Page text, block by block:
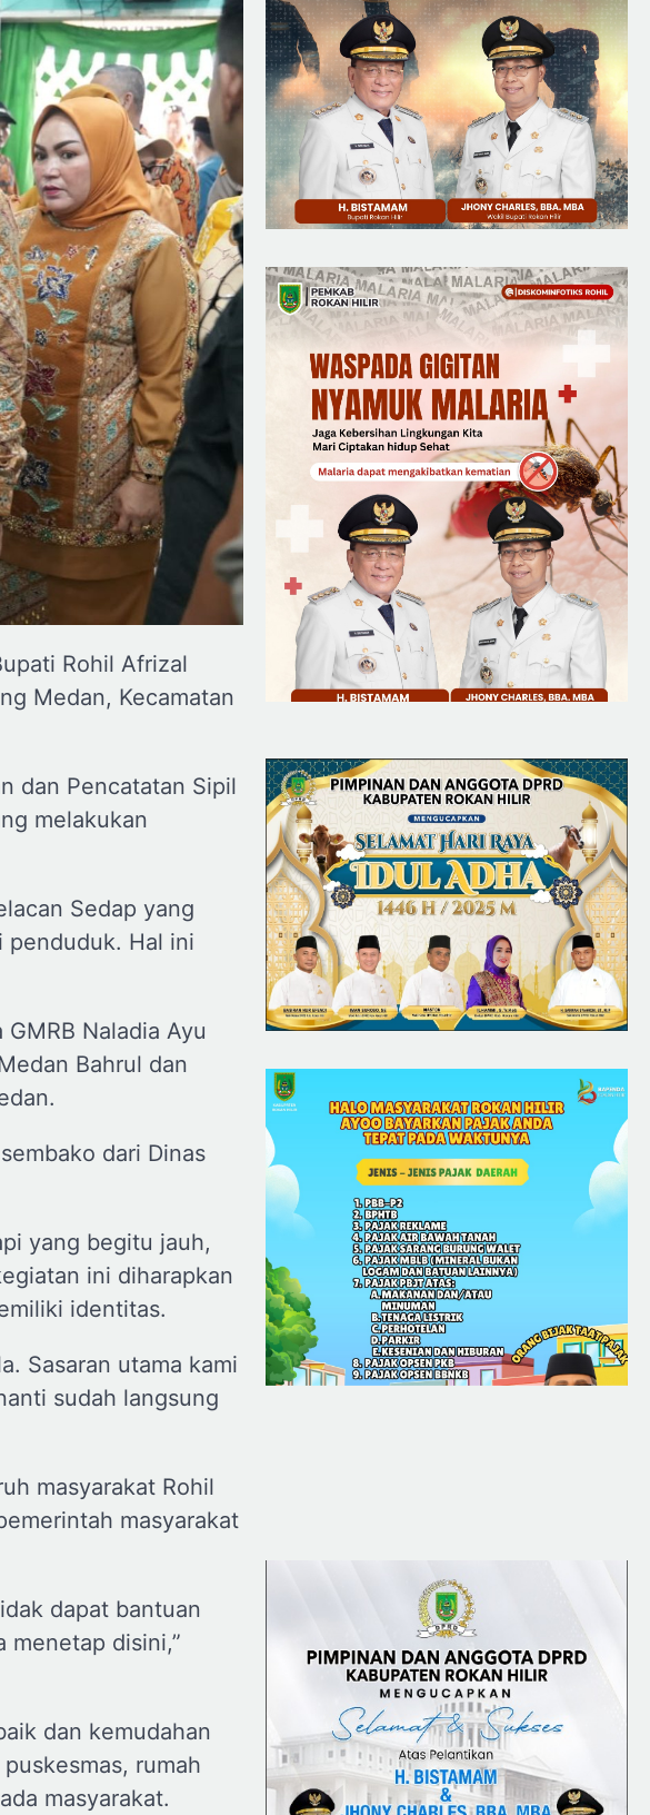
Rohil Afrizal
Medan, Kecamatan
dan Pencatatan Sipil
melakukan
Sedap yang
penduduk. Hal ini
Naladia Ayu
Bahrul dan
dari Dinas
yang begitu jauh,
ini diharapkan
identitas.
Sasaran utama kami
sudah langsung
masyarakat Rohil
masyarakat
dapat bantuan
menetap disini,”
dan kemudahan
rumah
masyarakat.